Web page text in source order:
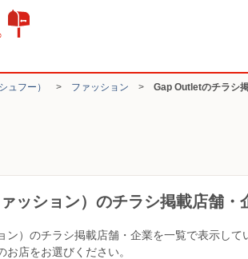
ュフー） > ファッション > Gap Outletのチラシ
ッション）のチラシ掲載店舗・
ン）のチラシ掲載店舗・企業を一覧で表示して
店をお選びください。